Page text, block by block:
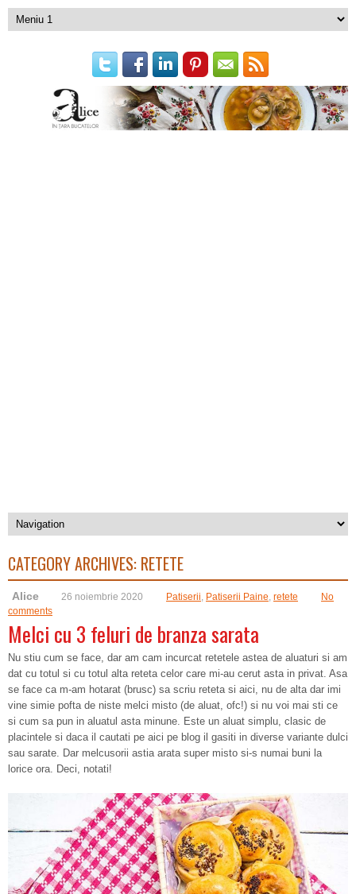
CATEGORY ARCHIVES: RETETE
Alice 26 noiembrie 2020 Patiserii, Patiserii Paine, retete
No
comments
Melci cu 3 feluri de branza sarata
Nu stiu cum se face, dar am cam incurcat retetele astea de aluaturi si am
dat cu totul si cu totul alta reteta celor care mi-au cerut asta in privat. Asa
se face ca m-am hotarat (brusc) sa scriu reteta si aici, nu de alta dar imi
vine simie pofta de niste melci misto (de aluat, ofc!) si nu voi mai sti ce
si cum sa pun in aluatul asta minune. Este un aluat simplu, clasic de
placintele si daca il cautati pe aici pe blog il gasiti in diverse variante dulci
sau sarate. Dar melcusorii astia arata super misto si-s numai buni la
lorice ora. Deci, notati!